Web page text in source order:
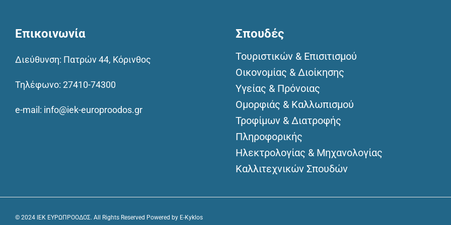
Επικοινωνία
Διεύθυνση: Πατρών 44, Κόρινθος
Τηλέφωνο: 27410-74300
e-mail: info@iek-europroodos.gr
Σπουδές
Τουριστικών & Επισιτισμού
Οικονομίας & Διοίκησης
Υγείας & Πρόνοιας
Ομορφιάς & Καλλωπισμού
Τροφίμων & Διατροφής
Πληροφορικής
Ηλεκτρολογίας & Μηχανολογίας
Καλλιτεχνικών Σπουδών
© 2024 IEK ΕΥΡΩΠΡΟΟΔΟΣ. All Rights Reserved Powered by E-Kyklos